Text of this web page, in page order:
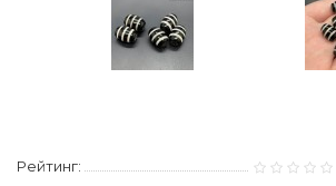
Рейтинг: